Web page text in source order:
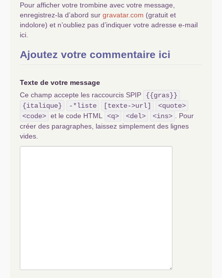
Pour afficher votre trombine avec votre message,
enregistrez-la d’abord sur gravatar.com (gratuit et
indolore) et n’oubliez pas d’indiquer votre adresse e-mail
ici.
Ajoutez votre commentaire ici
Texte de votre message
Ce champ accepte les raccourcis SPIP
{{gras}}
{italique}
-*liste [texte->url]
<quote>
<code> et le code HTML <q> <del> <ins>
. Pour
créer des paragraphes, laissez simplement des lignes
vides.